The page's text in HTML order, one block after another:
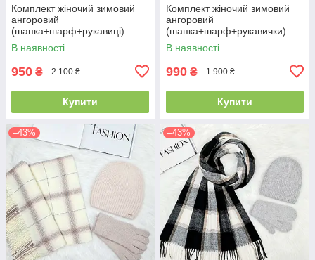
Комплект жіночий зимовий
ангоровий
(шапка+шарф+рукавиці)
ODYSSEY 57-59 см чорний
3701 - 8064 - 4135
В наявності
950 ₴ 2 100 ₴
Купити
Комплект жіночий зимовий
ангоровий
(шапка+шарф+рукавички)
ODYSSEY 57-59 см чорний
3701 - 8064 - 4185
В наявності
990 ₴ 1 900 ₴
Купити
–43% –43%